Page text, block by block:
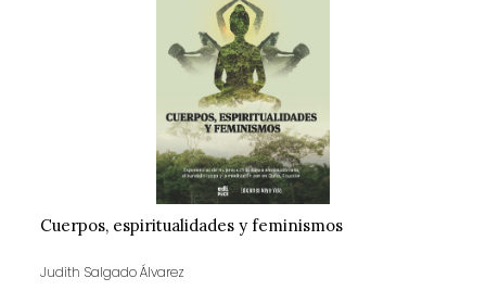
Cuerpos, espiritualidades y feminismos
Judith Salgado Álvarez